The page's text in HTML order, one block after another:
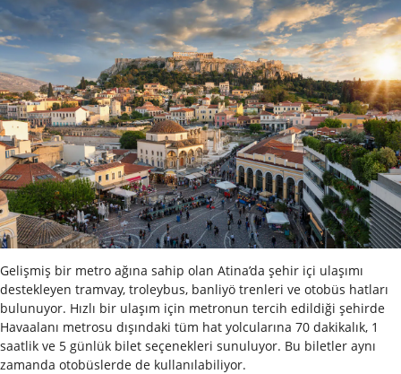
Gelişmiş bir metro ağına sahip olan Atina’da şehir içi ulaşımı
destekleyen tramvay, troleybus, banliyö trenleri ve otobüs hatları
bulunuyor. Hızlı bir ulaşım için metronun tercih edildiği şehirde
Havaalanı metrosu dışındaki tüm hat yolcularına 70 dakikalık, 1
saatlik ve 5 günlük bilet seçenekleri sunuluyor. Bu biletler aynı
zamanda otobüslerde de kullanılabiliyor.